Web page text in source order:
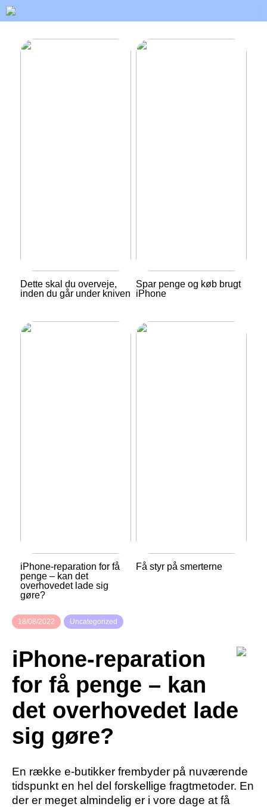
Dette skal du overveje,
inden du går under kniven
Spar penge og køb brugt
iPhone
iPhone-reparation for få
penge – kan det
overhovedet lade sig
gøre?
Få styr på smerterne
18/08/2022 Uncategorized
iPhone-reparation
for få penge – kan
det overhovedet lade
sig gøre?
En række e-butikker frembyder på nuværende
tidspunkt en hel del forskellige fragtmetoder. En
der er meget almindelig er i vore dage at få